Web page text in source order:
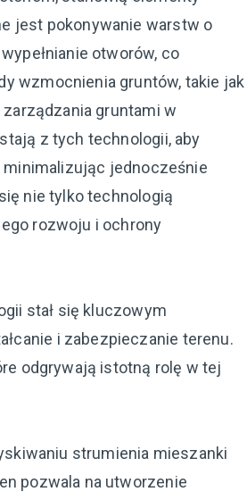
jest pokonywanie warstw o
otworów, co
wzmocnienia gruntów, takie jak
gruntami w
z tych technologii, aby
minimalizując jednocześnie
nie tylko technologią
rozwoju i ochrony
stał się kluczowym
i zabezpieczanie terenu.
odgrywają istotną rolę w tej
strumienia mieszanki
pozwala na utworzenie